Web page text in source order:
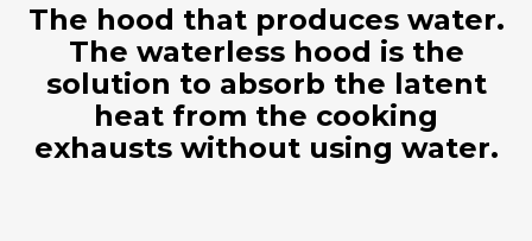
The hood that produces water.
The waterless hood is the
solution to absorb the latent
heat from the cooking
exhausts without using water.